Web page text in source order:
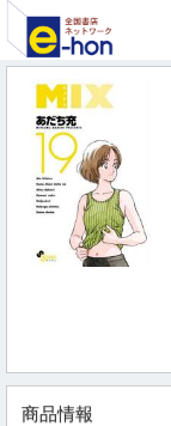
商品情報